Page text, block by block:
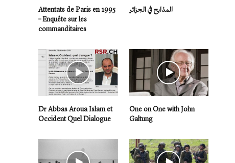
Attentats de Paris en 1995
– Enquête sur les
commanditaires
المذابح في الجزائر
Dr Abbas Aroua Islam et
Occident Quel Dialogue
One on One with John
Galtung